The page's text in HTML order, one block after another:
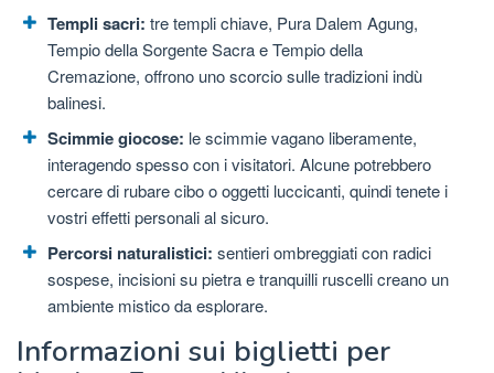
Templi sacri: tre templi chiave, Pura Dalem Agung,
Tempio della Sorgente Sacra e Tempio della
Cremazione, offrono uno scorcio sulle tradizioni indù
balinesi.
Scimmie giocose: le scimmie vagano liberamente,
interagendo spesso con i visitatori. Alcune potrebbero
cercare di rubare cibo o oggetti luccicanti, quindi tenete i
vostri effetti personali al sicuro.
Percorsi naturalistici: sentieri ombreggiati con radici
sospese, incisioni su pietra e tranquilli ruscelli creano un
ambiente mistico da esplorare.
Informazioni sui biglietti per